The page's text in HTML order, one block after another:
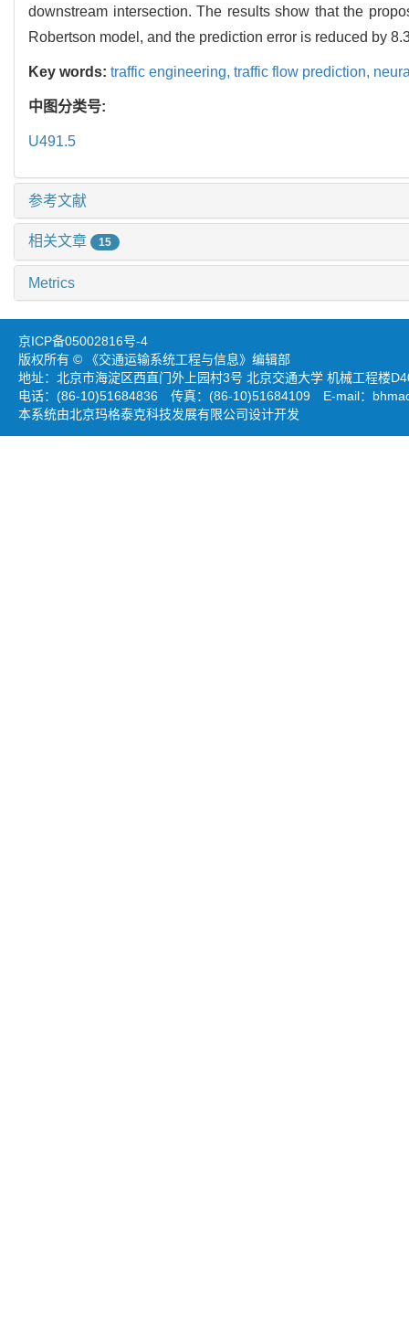
downstream intersection. The results show that the
Robertson model, and the prediction error is reduced by
Key words: traffic engineering, traffic flow prediction,
中图分类号:
U491.5
参考文献
相关文章 15
Metrics
京ICP备05002816号-4
版权所有 © 《交通运输系统工程与信息》编辑部
地址：北京市海淀区西直门外上园村3号 北京交通大学 机械工程楼
电话：(86-10)51684836 传真：(86-10)51684109 E-mail：
本系统由北京玛格泰克科技发展有限公司设计开发